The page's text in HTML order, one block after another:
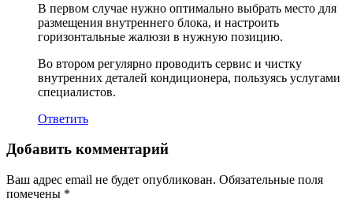
В первом случае нужно оптимально выбрать место для
размещения внутреннего блока, и настроить
горизонтальные жалюзи в нужную позицию.
Во втором регулярно проводить сервис и чистку
внутренних деталей кондиционера, пользуясь услугами
специалистов.
Ответить
Добавить комментарий
Ваш адрес email не будет опубликован. Обязательные поля
помечены *